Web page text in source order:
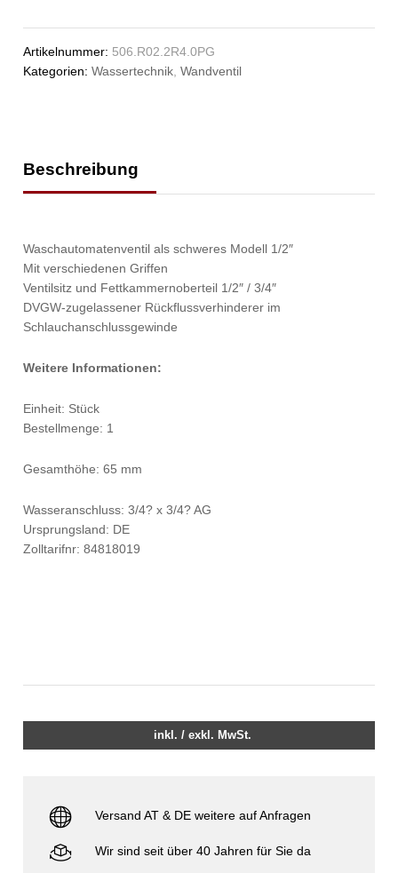
Artikelnummer: 506.R02.2R4.0PG
Kategorien:Wassertechnik,Wandventil
Beschreibung
Waschautomatenventil als schweres Modell 1/2″
Mit verschiedenen Griffen
Ventilsitz und Fettkammernoberteil 1/2″ / 3/4″
DVGW-zugelassener Rückflussverhinderer im
Schlauchanschlussgewinde
Weitere Informationen:
Einheit: Stück
Bestellmenge: 1
Gesamthöhe: 65 mm
Wasseranschluss: 3/4? x 3/4? AG
Ursprungsland: DE
Zolltarifnr: 84818019
inkl. / exkl. MwSt.
Versand AT & DE weitere auf Anfragen
Wir sind seit über 40 Jahren für Sie da